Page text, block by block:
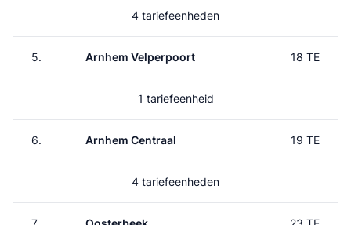
4 tariefeenheden
5. Arnhem Velperpoort 18 TE
1 tariefeenheid
6. Arnhem Centraal 19 TE
4 tariefeenheden